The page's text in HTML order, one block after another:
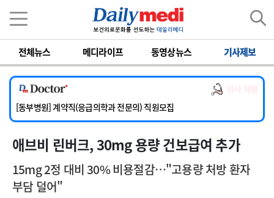
전체뉴스 메디라이프 동영상뉴스 기사제보
[서울아산병원] 2026년 하반기 인턴 모집
[영남대학교의료원] 마취통증의학과 임기제 임상의사 채용
[충남대학교병원] 소아청소년과(소아응급전담) 계약직 의사 공개채용
[동부병원] 계약직(응급의학과 전문의) 직원모집
[이대목동병원] 하반기 전공의(레지던트1년차) 모집
[서울아산병원] 2026년 하반기 인턴 모집
애브비 린버크, 30mg 용량 건보급여 추가
15mg 2정 대비 30% 비용절감…"고용량 처방 환자
부담 덜어"